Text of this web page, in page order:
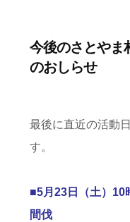
今後のさとやま
のおしらせ
最後に直近の活動
す。
■5月23日（土）
間伐